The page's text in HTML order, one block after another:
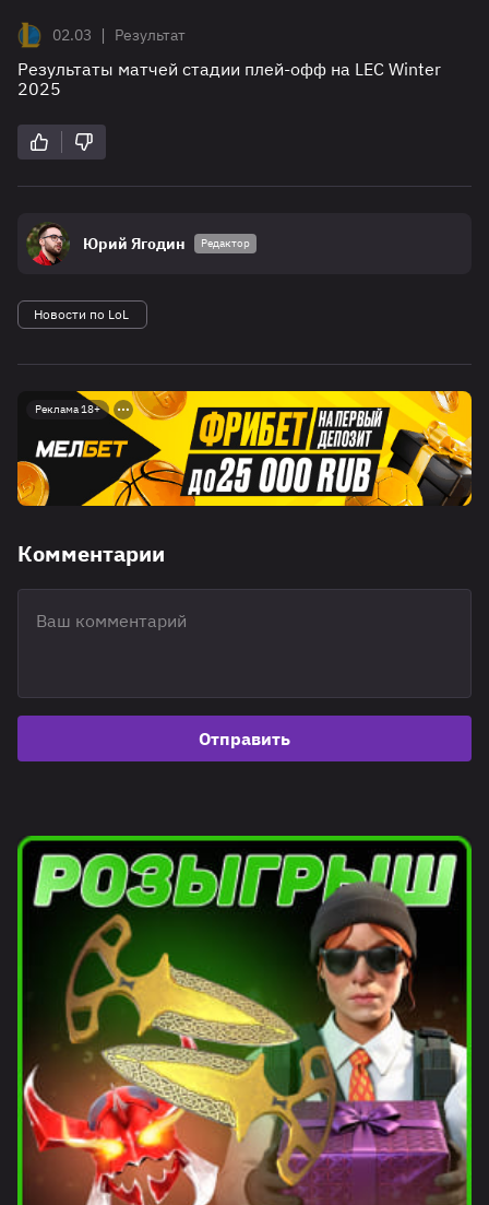
02.03 | Результат
Результаты матчей стадии плей-офф на LEC Winter
2025
Юрий Ягодин Редактор
Новости по LoL
Реклама 18+
Комментарии
Отправить